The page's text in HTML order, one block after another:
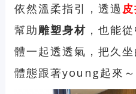
依然溫柔指引，透過
幫助雕塑身材 ，也能
體一起透透氣，把久
體態跟著young起來～